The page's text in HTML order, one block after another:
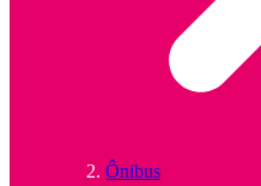
Ônibus